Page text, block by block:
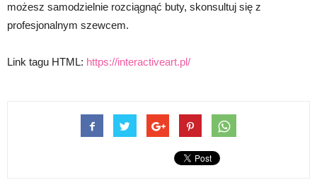
możesz samodzielnie rozciągnąć buty, skonsultuj się z
profesjonalnym szewcem.
Link tagu HTML: https://interactiveart.pl/